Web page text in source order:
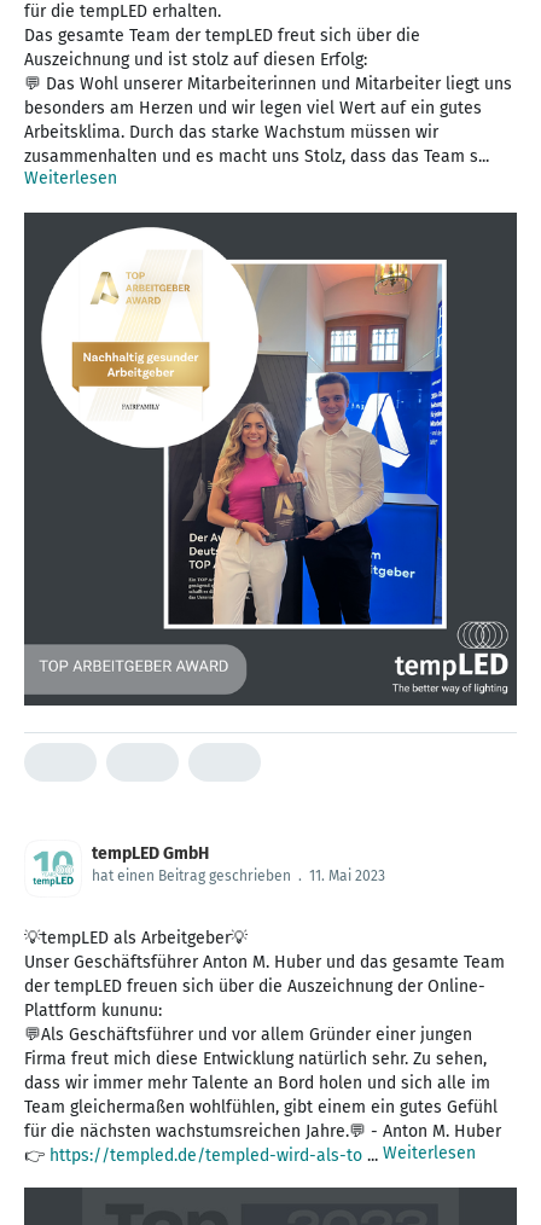
für die tempLED erhalten.
Das gesamte Team der tempLED freut sich über die
Auszeichnung und ist stolz auf diesen Erfolg:
💬 Das Wohl unserer Mitarbeiterinnen und Mitarbeiter liegt uns
besonders am Herzen und wir legen viel Wert auf ein gutes
Arbeitsklima. Durch das starke Wachstum müssen wir
zusammenhalten und es macht uns Stolz, dass das Team s...
Weiterlesen
tempLED GmbH
hat einen Beitrag geschrieben . 11. Mai 2023
💡tempLED als Arbeitgeber💡
Unser Geschäftsführer Anton M. Huber und das gesamte Team
der tempLED freuen sich über die Auszeichnung der Online-
Plattform kununu:
💬Als Geschäftsführer und vor allem Gründer einer jungen
Firma freut mich diese Entwicklung natürlich sehr. Zu sehen,
dass wir immer mehr Talente an Bord holen und sich alle im
Team gleichermaßen wohlfühlen, gibt einem ein gutes Gefühl
für die nächsten wachstumsreichen Jahre.💬 - Anton M. Huber
👉 https://templed.de/templed-wird-als-to ... Weiterlesen